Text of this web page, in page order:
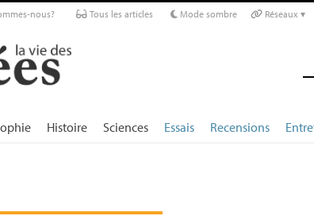
nous? Tous les articles Mode sombre Réseaux ▾
Histoire Sciences Essais Recensions